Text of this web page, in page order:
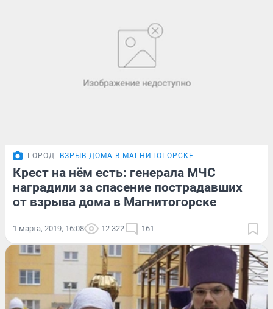
ГОРОД ВЗРЫВ ДОМА В МАГНИТОГОРСКЕ
Крест на нём есть: генерала МЧС
наградили за спасение пострадавших
от взрыва дома в Магнитогорске
1 марта, 2019, 16:08 12 322 161